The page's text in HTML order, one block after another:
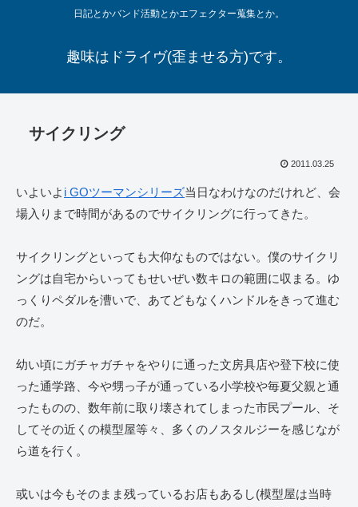
日記とかバンド活動とかエフェクター蒐集とか。
趣味はドライヴ(歪ませる方)です。
サイクリング
2011.03.25
いよいよ i GOツーマンシリーズ当日なわけなのだけれど、会
場入りまで時間があるのでサイクリングに行ってきた。
サイクリングといっても大仰なものではない。僕のサイクリ
ングは自宅からいってもせいぜい数キロの範囲に収まる。ゆ
っくりペダルを漕いで、あてどもなくハンドルをきって進む
のだ。
幼い頃にガチャガチャをやりに通った文房具店や登下校に使
った通学路、今や甥っ子が通っている小学校や毎夏父親と通
ったものの、数年前に取り壊されてしまった市民プール、そ
してその近くの模型屋等々、多くのノスタルジーを感じなが
ら道を行く。
或いは今もそのまま残っているお店もあるし(模型屋は当時